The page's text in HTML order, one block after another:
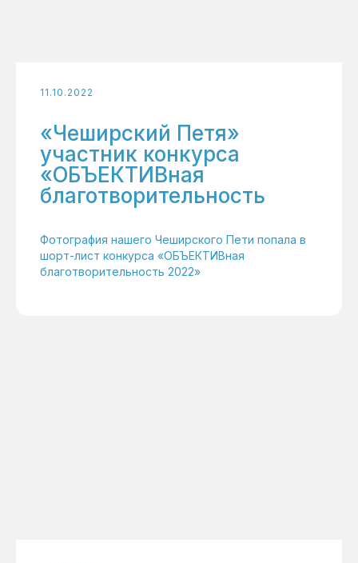
11.10.2022
«Чеширский Петя»
участник конкурса
«ОБЪЕКТИВная
благотворительность
Фотография нашего Чеширского Пети попала в
шорт-лист конкурса «ОБЪЕКТИВная
благотворительность 2022»